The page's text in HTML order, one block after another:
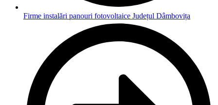
Firme instalări panouri fotovoltaice Județul Dâmbovița